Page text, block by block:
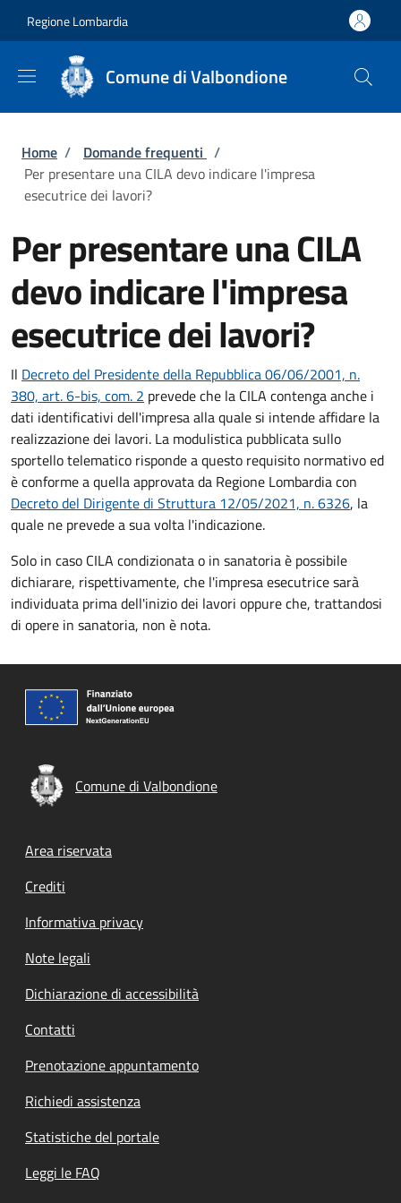
Regione Lombardia
Comune di Valbondione
Briciole di pane
Home / Domande frequenti /
Per presentare una CILA devo indicare l'impresa
esecutrice dei lavori?
Per presentare una CILA
devo indicare l'impresa
esecutrice dei lavori?
Il Decreto del Presidente della Repubblica 06/06/2001, n.
380, art. 6-bis, com. 2 prevede che la CILA contenga anche i
dati identificativi dell'impresa alla quale si intende affidare la
realizzazione dei lavori. La modulistica pubblicata sullo
sportello telematico risponde a questo requisito normativo ed
è conforme a quella approvata da Regione Lombardia con
Decreto del Dirigente di Struttura 12/05/2021, n. 6326, la
quale ne prevede a sua volta l'indicazione.
Solo in caso CILA condizionata o in sanatoria è possibile
dichiarare, rispettivamente, che l'impresa esecutrice sarà
individuata prima dell'inizio dei lavori oppure che, trattandosi
di opere in sanatoria, non è nota.
Comune di Valbondione
Footer menu
Area riservata
Crediti
Informativa privacy
Note legali
Dichiarazione di accessibilità
Contatti
Prenotazione appuntamento
Richiedi assistenza
Statistiche del portale
Leggi le FAQ